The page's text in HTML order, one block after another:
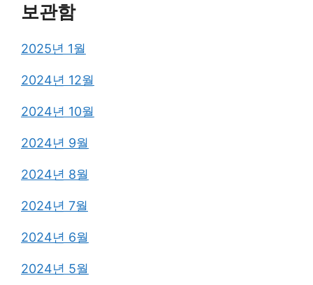
보관함
2025년 1월
2024년 12월
2024년 10월
2024년 9월
2024년 8월
2024년 7월
2024년 6월
2024년 5월